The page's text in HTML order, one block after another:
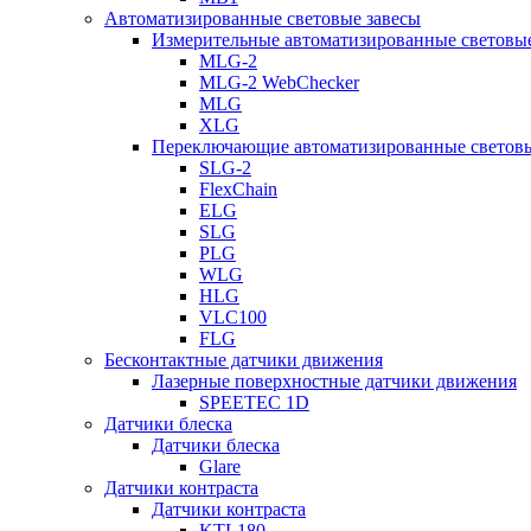
Автоматизированные световые завесы
Измерительные автоматизированные
MLG-2
MLG-2 WebChecker
MLG
XLG
Переключающие автоматизированные
SLG-2
FlexChain
ELG
SLG
PLG
WLG
HLG
VLC100
FLG
Бесконтактные датчики движения
Лазерные поверхностные датчики движения
SPEETEC 1D
Датчики блеска
Датчики блеска
Glare
Датчики контраста
Датчики контраста